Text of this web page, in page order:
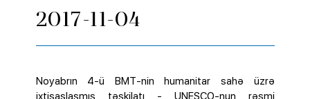
2017-11-04
Noyabrın 4-ü BMT-nin humanitar sahə üzrə
ixtisaslaşmış təşkilatı - UNESCO-nun rəsmi